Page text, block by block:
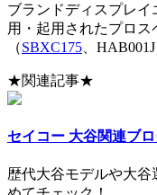
ブランドディスプレ
用・起用されたプロス
（SBXC175 、
★関連記事★
セイコー 大谷関連ブ
歴代大谷モデルや大谷